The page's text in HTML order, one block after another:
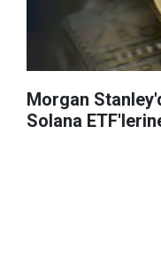
Morgan
Solana